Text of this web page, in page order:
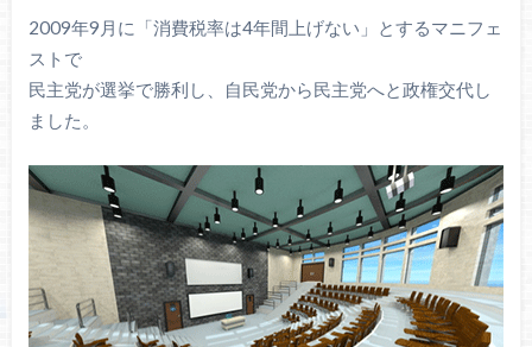
2009年9月に「消費税率は4年間上げない」とするマニフェ
ストで
民主党が選挙で勝利し、自民党から民主党へと政権交代し
ました。